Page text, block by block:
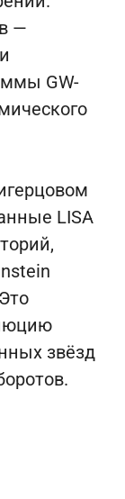
—
GW-
LISA
звёзд